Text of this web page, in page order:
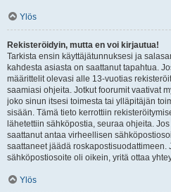
Ylös
Rekisteröidyin, mutta en voi kirjautua!
Tarkista ensin käyttäjätunnuksesi ja
kahdesta asiasta on saattanut tapahtua.
määrittelit olevasi alle 13-vuotias
saamiasi ohjeita. Jotkut foorumit vaativat
joko sinun itsesi toimesta tai ylläpitäjän
sisään. Tämä tieto kerrottiin
lähetettiin sähköpostia, seuraa ohjeita.
saattanut antaa virheellisen
saattaneet jäädä roskapostisuodattimeen.
sähköpostiosoite oli oikein, yritä ottaa
Ylös